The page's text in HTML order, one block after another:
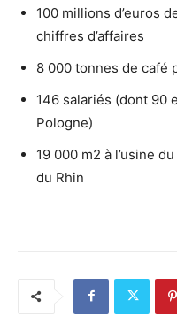
100 millions d’euros
chiffres d’affaires
8 000 tonnes de café
146 salariés (dont 90
Pologne)
19 000 m2 à l’usine
du Rhin